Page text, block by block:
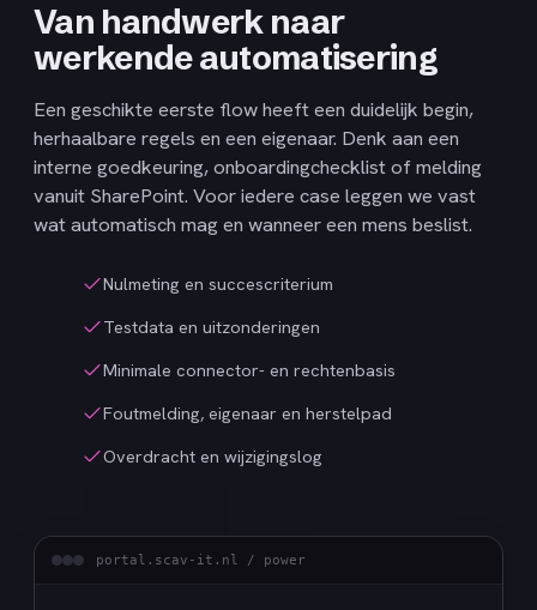
Van handwerk naar
werkende automatisering
Een geschikte eerste flow heeft een duidelijk begin,
herhaalbare regels en een eigenaar. Denk aan een
interne goedkeuring, onboardingchecklist of melding
vanuit SharePoint. Voor iedere case leggen we vast
wat automatisch mag en wanneer een mens beslist.
Nulmeting en succescriterium
Testdata en uitzonderingen
Minimale connector- en rechtenbasis
Foutmelding, eigenaar en herstelpad
Overdracht en wijzigingslog
portal.scav-it.nl / power